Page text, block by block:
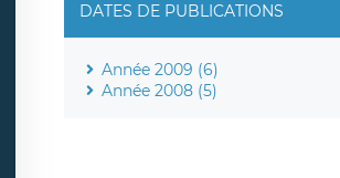
DATES DE PUBLICATIONS
Année 2009 (6)
Année 2008 (5)